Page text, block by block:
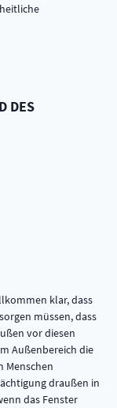
DES
klar, dass
müssen, dass
vor diesen
Außenbereich die
Menschen
draußen in
das Fenster